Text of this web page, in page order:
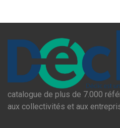
catalogue de plus de 7.000
aux collectivités et aux